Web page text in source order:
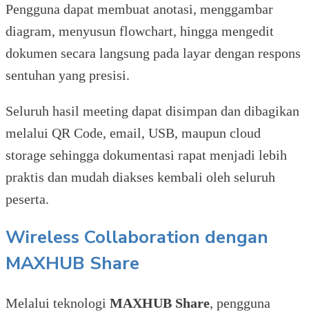
Pengguna dapat membuat anotasi, menggambar
diagram, menyusun flowchart, hingga mengedit
dokumen secara langsung pada layar dengan respons
sentuhan yang presisi.
Seluruh hasil meeting dapat disimpan dan dibagikan
melalui QR Code, email, USB, maupun cloud
storage sehingga dokumentasi rapat menjadi lebih
praktis dan mudah diakses kembali oleh seluruh
peserta.
Wireless Collaboration dengan
MAXHUB Share
Melalui teknologi MAXHUB Share, pengguna